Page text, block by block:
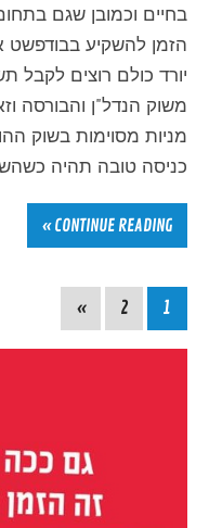
בחיים וכמובן שגם
הזמן להשקיע בבודפשט
יורד כולם רוצים לקבל
משוק הנדל"ן והבורסה
מניות מסוימות בשוק
כניסה טובה תהיה
CONTINUE READING »
1
2
»